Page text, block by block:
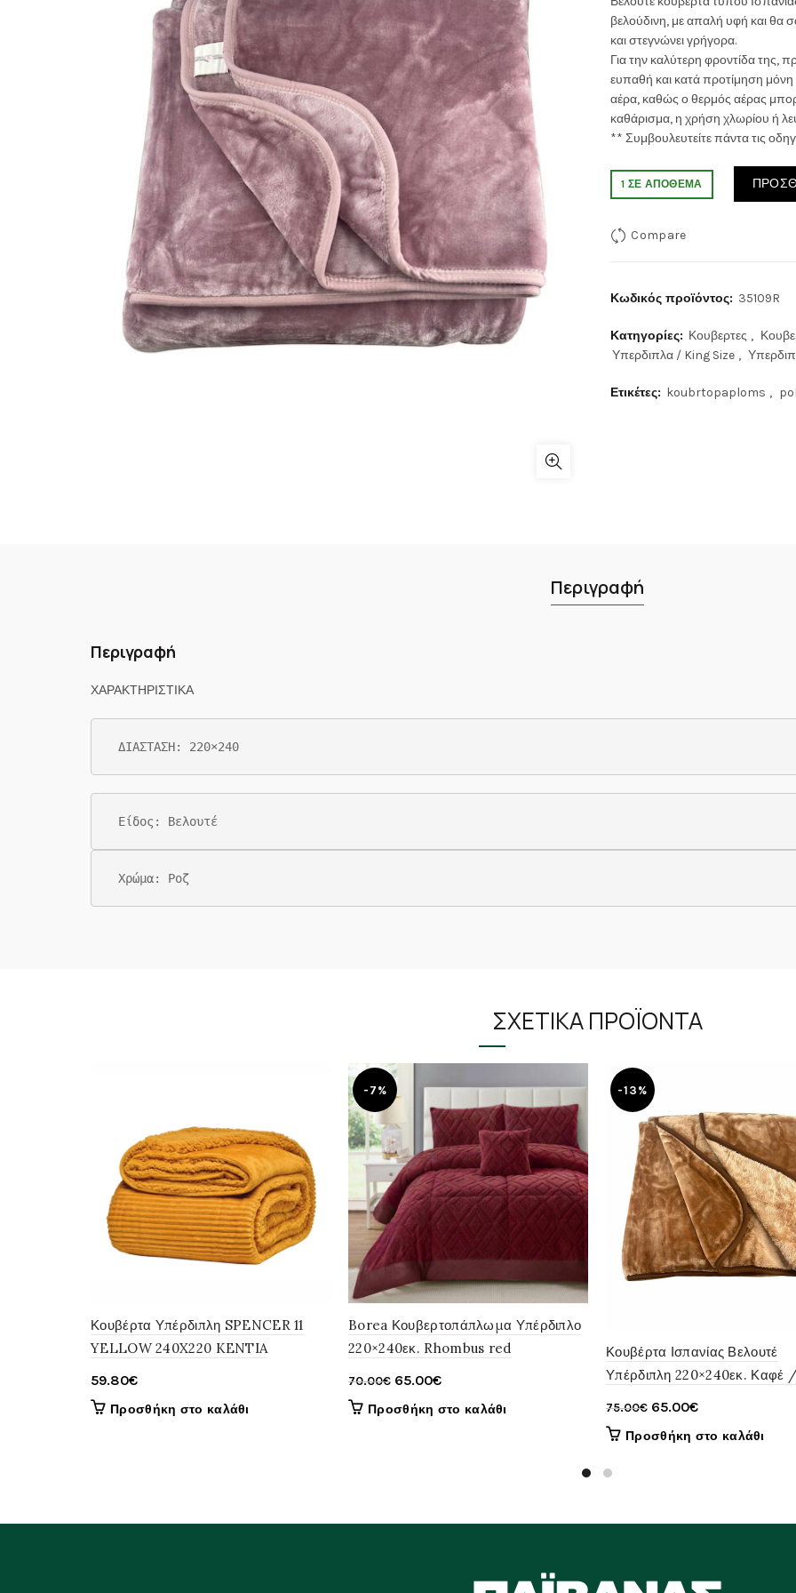
was:
75.00€.είναι:
βελούδινη, με απαλή υφή και θα
και στεγνώνει γρήγορα.
Για την καλύτερη φροντίδα της,
ευπαθή και κατά προτίμηση
αέρα, καθώς ο θερμός αέρας
καθάρισμα, η χρήση χλωρίου ή
** Συμβουλευτείτε πάντα τις
1 ΣΕ ΑΠΌΘΕΜΑ
Compare
Κωδικός προϊόντος: 35109R
Κατηγορίες: Κουβερτες ,
Υπερδιπλα / King Size ,
Ετικέτες: koubrtopaploms ,
Περιγραφή
Περιγραφή
ΧΑΡΑΚΤΗΡΙΣΤΙΚΑ
ΔΙΑΣΤΑΣΗ: 220×240
Είδος: Βελουτέ
Χρώμα: Ροζ
ΣΧΕΤΙΚΆ ΠΡΟΪΌΝΤΑ
Κουβέρτα Υπέρδιπλη SPENCER 11
YELLOW 240X220 KENTIA
59.80€
Προσθήκη στο καλάθι
-7%
Borea Κουβερτοπάπλωμα Υπέρδιπλο
220×240εκ. Rhombus red
70.00€ Original
price
65.00€Η
τρέχουσα
Προσθήκη στο καλάθι
-13%
Κουβέρτα Ισπανίας Βελουτέ
Υπέρδιπλη 220×240εκ. Καφέ
75.00€ Original
price
65.00€Η
τρέχουσα
Προσθήκη στο καλάθι